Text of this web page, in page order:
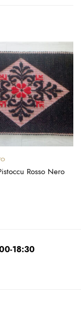
al carrello
Rosso Nero
18:30